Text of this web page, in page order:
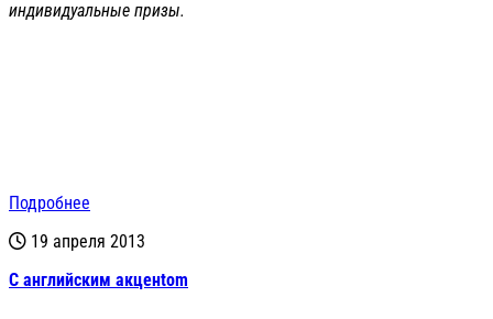
индивидуальные призы.
Подробнее
19 апреля 2013
С английским акценtom